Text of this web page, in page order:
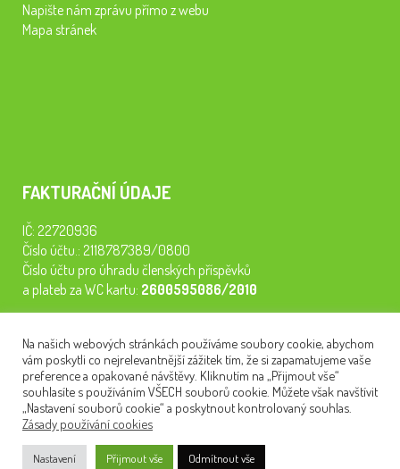
Napište nám zprávu přímo z webu
Mapa stránek
FAKTURAČNÍ ÚDAJE
IČ: 22720936
Číslo účtu.: 2118787389/0800
Číslo účtu pro úhradu členských příspěvků
a plateb za WC kartu: 2600595086/2010
semináře, konferenci, plavbu na lodi a WC kartu. Z peněz
tiskneme odborné publikace pro pacienty.
NEWSLETTER
Na našich webových stránkách používáme soubory cookie, abychom
vám poskytli co nejrelevantnější zážitek tím, že si zapamatujeme vaše
preference a opakované návštěvy. Kliknutím na „Přijmout vše“
souhlasíte s používáním VŠECH souborů cookie. Můžete však navštívit
„Nastavení souborů cookie“ a poskytnout kontrolovaný souhlas.
Zásady používání cookies
Nastavení Přijmout vše Odmítnout vše